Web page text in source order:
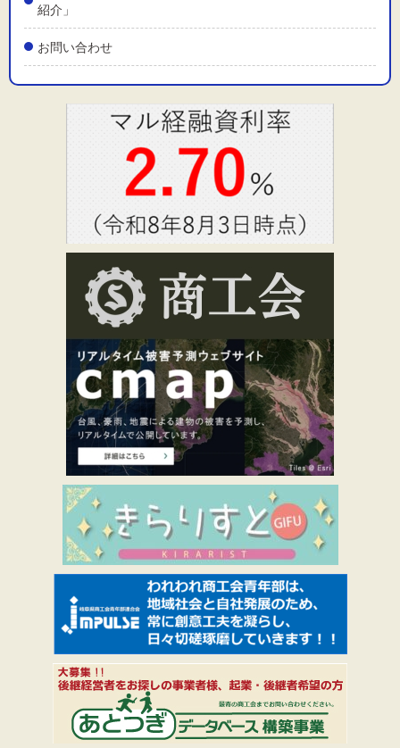
紹介」
お問い合わせ